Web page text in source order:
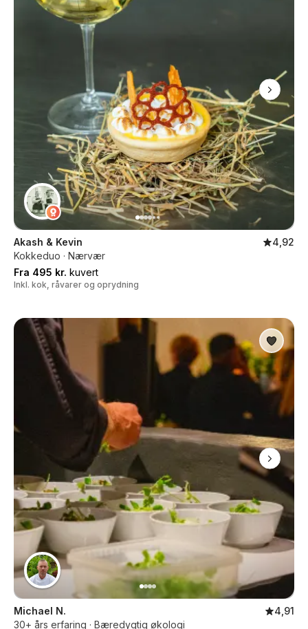
Akash & Kevin
4,92
Kokkeduo · Nærvær
Fra 495 kr. kuvert
Inkl. kok, råvarer og oprydning
Michael N.
4,91
30+ års erfaring · Bæredygtig økologi